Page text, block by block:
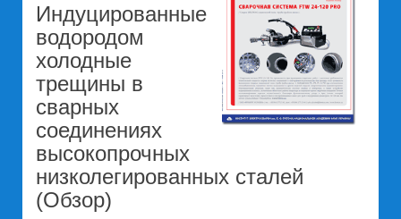
Индуцированные
водородом
холодные
трещины в
сварных
соединениях
высокопрочных
низколегированных сталей
(Обзор)